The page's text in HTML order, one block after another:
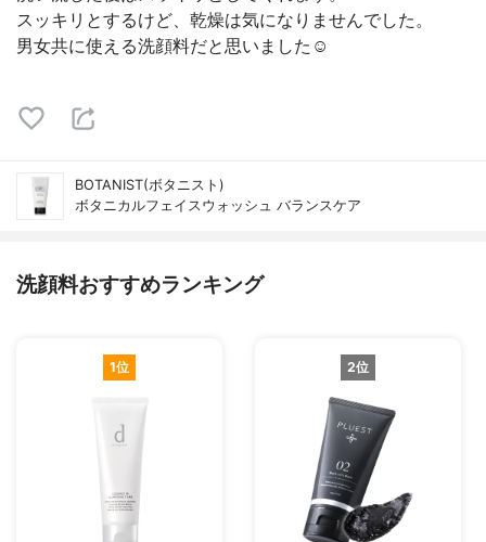
スッキリとするけど、乾燥は気になりませんでした。
男女共に使える洗顔料だと思いました☺️
BOTANIST(ボタニスト)
ボタニカルフェイスウォッシュ バランスケア
洗顔料おすすめランキング
1位 2位